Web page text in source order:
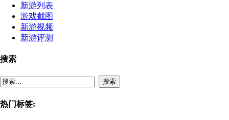
新游列表
游戏截图
新游视频
新游评测
搜索
搜索
热门标签: